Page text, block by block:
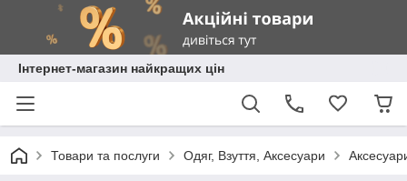
Інтернет-магазин найкращих цін
Товари та послуги Одяг, Взуття, Аксесуари